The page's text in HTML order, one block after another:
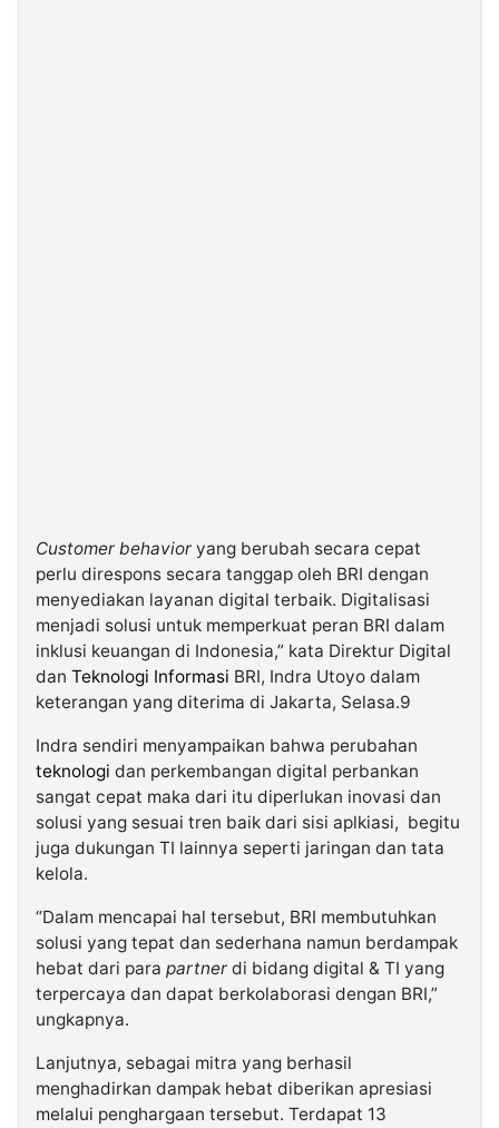
Customer behavior yang berubah secara cepat
perlu direspons secara tanggap oleh BRI dengan
menyediakan layanan digital terbaik. Digitalisasi
menjadi solusi untuk memperkuat peran BRI dalam
inklusi keuangan di Indonesia,” kata Direktur Digital
dan Teknologi Informasi BRI, Indra Utoyo dalam
keterangan yang diterima di Jakarta, Selasa.9
Indra sendiri menyampaikan bahwa perubahan
teknologi dan perkembangan digital perbankan
sangat cepat maka dari itu diperlukan inovasi dan
solusi yang sesuai tren baik dari sisi aplkiasi, begitu
juga dukungan TI lainnya seperti jaringan dan tata
kelola.
“Dalam mencapai hal tersebut, BRI membutuhkan
solusi yang tepat dan sederhana namun berdampak
hebat dari para partner di bidang digital & TI yang
terpercaya dan dapat berkolaborasi dengan BRI,”
ungkapnya.
Lanjutnya, sebagai mitra yang berhasil
menghadirkan dampak hebat diberikan apresiasi
melalui penghargaan tersebut. Terdapat 13